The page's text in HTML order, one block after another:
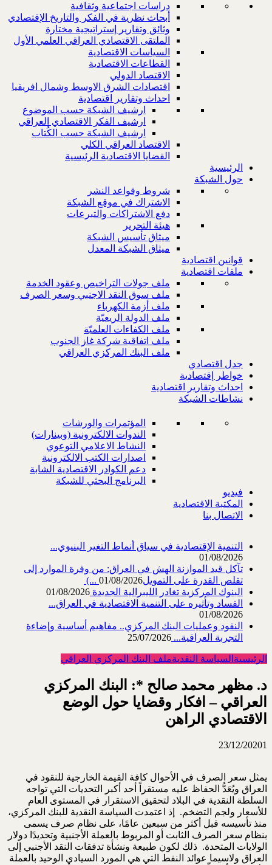
دراسات اجتماعية وثقافية
أبحاث نظرية في الفكر والتاريخ الإقتصادي
وثائق وتقارير إستراتيجية مختارة
الملتقى الاقتصادي العراقي العلمي الأول
السياسات الاقتصادية
القطاعات الاقتصادية
الاقتصاد الدولي
اقتصادات الشرق الاوسط وشمال افريقيا
احداث وتقارير اقتصادية
ارشيف الشبكة حسب الموضوع
ارشيف الفكر الاقتصادي العراقي
ارشيف الشبكة حسب الكُتاب
الاقتصاد العراقي الكلي
القضايا الاقتصادية الرئيسية
الرئيسية
حول الشبكة
شروط وقواعد النشر
الاشتراك في موقع الشبكة
دفع الاشتراكات والتبرعات
هيئة التحرير
ميثاق تأسيس الشبكة
ميثاق الشبكة المعدل
قوانين اقتصادية
ملفات اقتصادية
ملف جولات التراخيص وعقود الخدمة
ملف سوق النقد الاجنبي وسعر الصرف
ملف أزمة الكهرباء
ملف الدولة الريعيّة
ملف الكفاءات العلميّة
ملف اتفاقية شركة غاز الجنوب
ملف البنك المركزي العراقي
جدل اقتصادي
خواطر إقتصادية
احداث وتقارير اقتصادية
نشاطات الشبكة
المؤتمرات والورشات
الندوات الالكترونية (وبينارات)
النشاط الاعلامي التوعوي
اصدارات الكتب الالكترونية
دعم الكوادر الاقتصادية الشابة
البرنامج البحثي للشبكة
فيديو
المكتبة الاقتصادية
الاتصال بنا
التنمية الإقتصادية في سياق أنماط التغير البنيوي...
01/08/2026
تآكل قيد الموازنة الهش في العراق: من وفرة الموارد إلى
تقلص القدرة على التمويل‎ (...01/08/2026
البنوك المركزية تغادر الليبرالية الجديدة 01/08/2026
الفساد وتأثيره على التنمية الاقتصادية في العراق...
01/08/2026
النقود وعمليات البنك المركزي.. مفاهيم أساسية وإضاءة
التجربة العراقية... 25/07/2026
الرئيسية السياسة النقديةملف البنك المركزي العراقي
د. مظهر محمد صالح *: البنك المركزي
العراقي – افكار وقضايا حول الوضع
الاقتصادي الراهن
23/12/20201
يمثل سعر الصرف في الأحوال كافة القيمة الخارجية للنقود في
العراق ويُعَدُّ الحفاظ عليه مستقراً أحد أكبر التحديات التي تواجه
السلطة النقدية في البلاد لتحقيق الاستقرار في المستوى العام
للأسعار ولجم التضخم. إذ اعتمدت السياسة النقدية للبنك المركزي،
منذ تأسيسه قبل أكثر من سبعين عامًا، على نظام صرف يسمى
بنظام سعر الصرف الثابت أو المربوط بالعملة الأجنبية وتحديدًا دولار
الولايات المتحدة. ذلك لكون طبيعة ونشأة تدفقات النقد الأجنبي إلى
العراق ولاسيما عوائد النفط التي هي المورد السيادي الوحيد بالعملة